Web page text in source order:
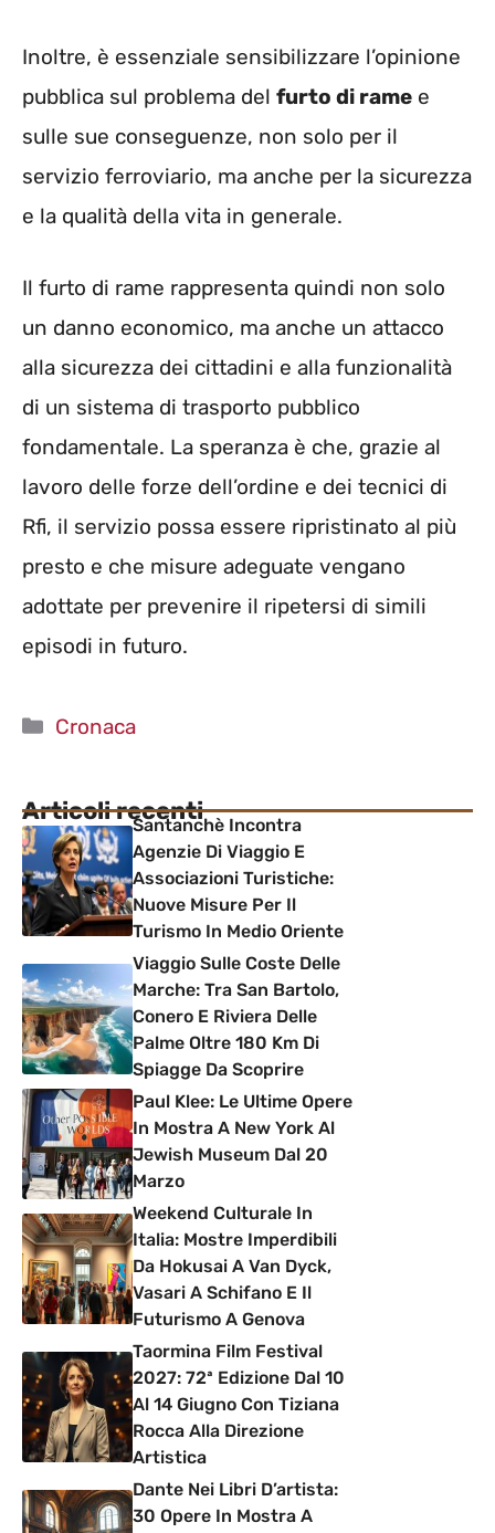
Inoltre, è essenziale sensibilizzare l’opinione
pubblica sul problema del furto di rame e
sulle sue conseguenze, non solo per il
servizio ferroviario, ma anche per la sicurezza
e la qualità della vita in generale.
Il furto di rame rappresenta quindi non solo
un danno economico, ma anche un attacco
alla sicurezza dei cittadini e alla funzionalità
di un sistema di trasporto pubblico
fondamentale. La speranza è che, grazie al
lavoro delle forze dell’ordine e dei tecnici di
Rfi, il servizio possa essere ripristinato al più
presto e che misure adeguate vengano
adottate per prevenire il ripetersi di simili
episodi in futuro.
Categorie
Cronaca
Articoli recentiSantanchè Incontra
Agenzie Di Viaggio E
Associazioni Turistiche:
Nuove Misure Per Il
Turismo In Medio Oriente
Viaggio Sulle Coste Delle
Marche: Tra San Bartolo,
Conero E Riviera Delle
Palme Oltre 180 Km Di
Spiagge Da Scoprire
Paul Klee: Le Ultime Opere
In Mostra A New York Al
Jewish Museum Dal 20
Marzo
Weekend Culturale In
Italia: Mostre Imperdibili
Da Hokusai A Van Dyck,
Vasari A Schifano E Il
Futurismo A Genova
Taormina Film Festival
2027: 72ª Edizione Dal 10
Al 14 Giugno Con Tiziana
Rocca Alla Direzione
Artistica
Dante Nei Libri D’artista:
30 Opere In Mostra A